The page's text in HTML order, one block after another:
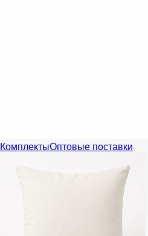
КомплектыОптовые поставки